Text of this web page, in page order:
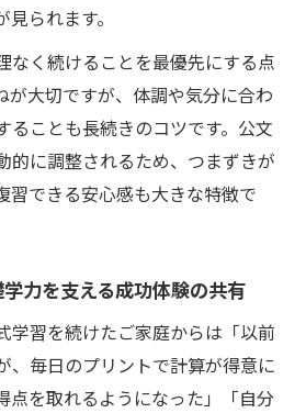
られます。
なく続けることを最優先にする点
が大切ですが、体調や気分に合わ
ることも長続きのコツです。公文
的に調整されるため、つまずきが
習できる安心感も大きな特徴で
力を支える成功体験の共有
学習を続けたご家庭からは「以前
、毎日のプリントで計算が得意に
点を取れるようになった」「自分